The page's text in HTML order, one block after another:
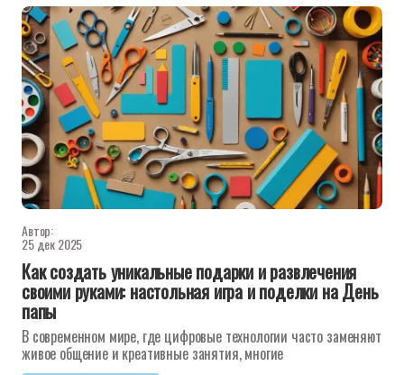
Автор:
25 дек 2025
Как создать уникальные подарки и развлечения
своими руками: настольная игра и поделки на День
папы
В современном мире, где цифровые технологии часто заменяют
живое общение и креативные занятия, многие